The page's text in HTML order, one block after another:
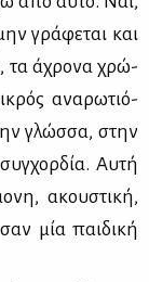
γρά­φε­ται και
τα άχρο­να χρώ­
ανα­ρω­τιό­
γλώσ­σα, στην
Αυ­τή
ακου­στι­κή,
μία παι­δι­κή